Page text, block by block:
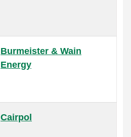
Burmeister & Wain
Energy
Cairpol